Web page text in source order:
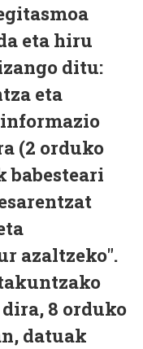
eta hiru
ditu:
eta
(2 orduko
babesteari
azaltzeko".
8 orduko
datuak